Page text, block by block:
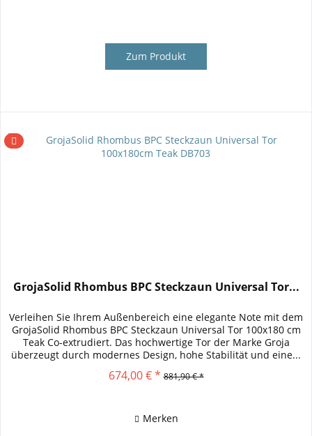
Zum Produkt
GrojaSolid Rhombus BPC Steckzaun Universal Tor...
Verleihen Sie Ihrem Außenbereich eine elegante Note mit dem
GrojaSolid Rhombus BPC Steckzaun Universal Tor 100x180 cm
Teak Co-extrudiert. Das hochwertige Tor der Marke Groja
überzeugt durch modernes Design, hohe Stabilität und eine...
674,00 € * 881,90 € *
Merken